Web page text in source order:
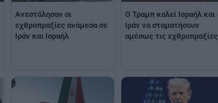
Ανεστάλησαν οι
εχθροπραξίες ανάμεσα σε
Ιράν και Ισραήλ
Ο Τραμπ καλεί Ισραήλ και
Ιράν να σταματήσουν
αμέσως τις εχθροπραξίες